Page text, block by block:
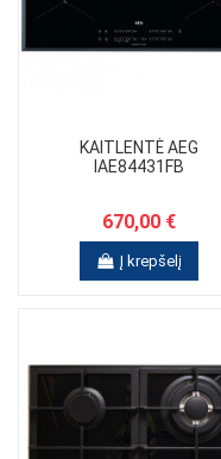
KAITLENTĖ AEG
IAE84431FB
670,00 €
Į krepšelį